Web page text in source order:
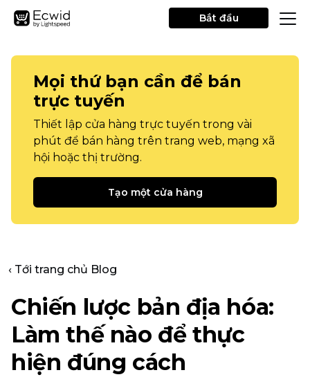
Bắt đầu
Mọi thứ bạn cần để bán
trực tuyến
Thiết lập cửa hàng trực tuyến trong vài
phút để bán hàng trên trang web, mạng xã
hội hoặc thị trường.
Tạo một cửa hàng
‹ Tới trang chủ Blog
Chiến lược bản địa hóa:
Làm thế nào để thực
hiện đúng cách